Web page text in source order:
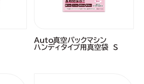
Ａｕｔｏ真空パックマシン
ハンディタイプ用真空袋 Ｓ